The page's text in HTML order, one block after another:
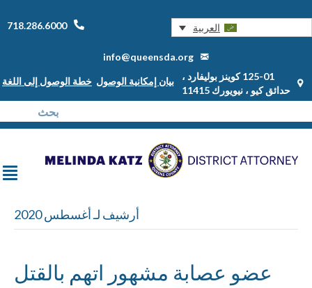
العربية 718.286.6000
info@queensda.org
125-01 كوينز بوليفارد ،
حدائق كيو ، نيويورك 11415
بيان إمكانية الوصول خطة الوصول إلى اللغة
أرشيف لـ أغسطس 2020
عضو عصابة مشهور اتهم بالقتل